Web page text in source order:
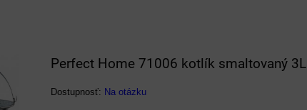
Perfect Home 71006 kotlík smaltovaný 3L
Dostupnosť: Na otázku